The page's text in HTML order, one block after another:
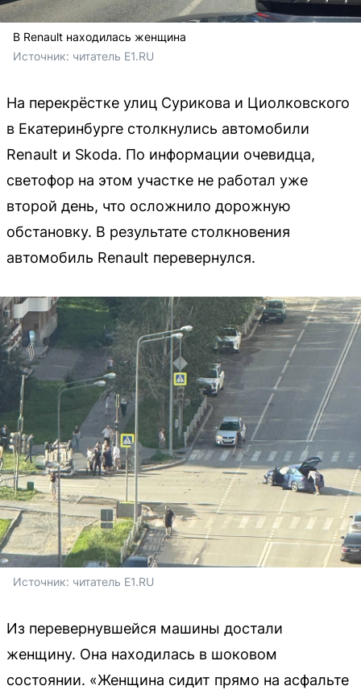
В Renault находилась женщина
Источник: читатель E1.RU
На перекрёстке улиц Сурикова и Циолковского
в Екатеринбурге столкнулись автомобили
Renault и Skoda. По информации очевидца,
светофор на этом участке не работал уже
второй день, что осложнило дорожную
обстановку. В результате столкновения
автомобиль Renault перевернулся.
Источник: читатель E1.RU
Из перевернувшейся машины достали
женщину. Она находилась в шоковом
состоянии. «Женщина сидит прямо на асфальте